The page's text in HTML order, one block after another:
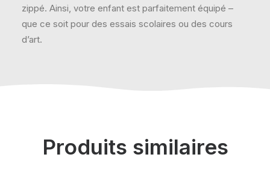
zippé. Ainsi, votre enfant est parfaitement équipé –
que ce soit pour des essais scolaires ou des cours
d’art.
Produits similaires